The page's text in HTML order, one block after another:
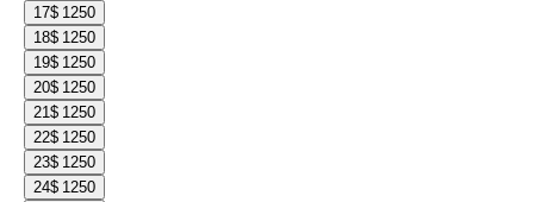
17$ 1250
18$ 1250
19$ 1250
20$ 1250
21$ 1250
22$ 1250
23$ 1250
24$ 1250